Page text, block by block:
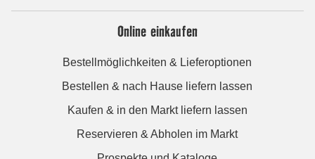
Online einkaufen
Bestellmöglichkeiten & Lieferoptionen
Bestellen & nach Hause liefern lassen
Kaufen & in den Markt liefern lassen
Reservieren & Abholen im Markt